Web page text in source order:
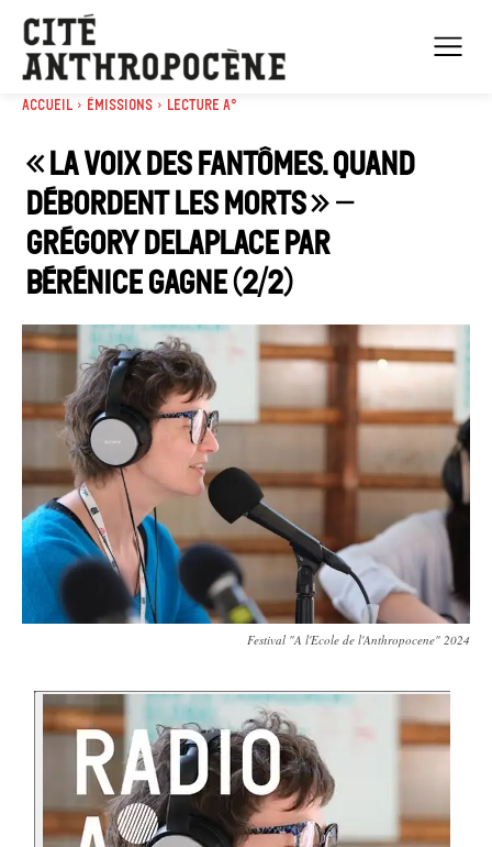
Accueil Émissions Lecture A°
« La voix des fantômes. Quand
débordent les morts » –
Grégory Delaplace par
Bérénice Gagne (2/2)
Festival "A l'Ecole de l'Anthropocene" 2024